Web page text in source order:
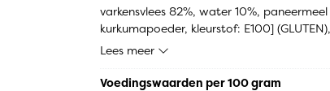
varkensvlees 82%, water 10%,
kurkumapoeder, kleurstof: E100]
tarwe, erwt), bloem (tarwe, mais),
lavaswortel 4%]
Lees meer
Voedingswaarden per 100 gram